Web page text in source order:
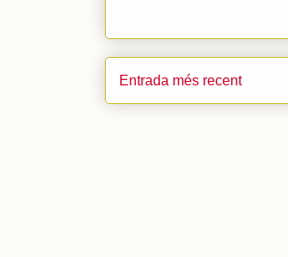
Entrada més recent